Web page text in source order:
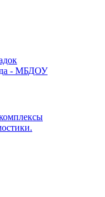
- МБДОУ